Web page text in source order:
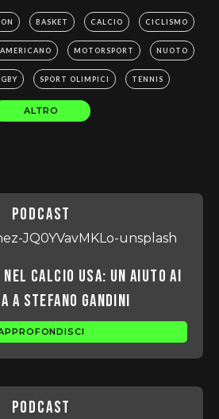
BASKET CALCIO CICLISMO
MOTORSPORT NUOTO
SPORT OLIMPICI TENNIS
ALTRO
podcast
Calcio USA: un Aiuto ai
a Stefano Gandini
podcast